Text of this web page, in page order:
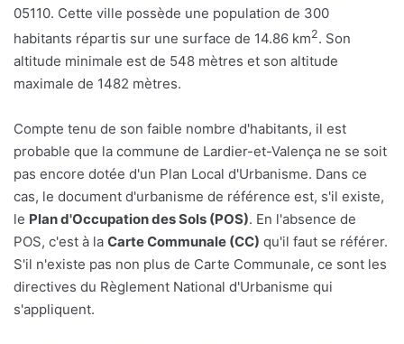
05110. Cette ville possède une population de 300
habitants répartis sur une surface de 14.86 km2. Son
altitude minimale est de 548 mètres et son altitude
maximale de 1482 mètres.
Compte tenu de son faible nombre d'habitants, il est
probable que la commune de Lardier-et-Valença ne se soit
pas encore dotée d'un Plan Local d'Urbanisme. Dans ce
cas, le document d'urbanisme de référence est, s'il existe,
le Plan d'Occupation des Sols (POS). En l'absence de
POS, c'est à la Carte Communale (CC) qu'il faut se référer.
S'il n'existe pas non plus de Carte Communale, ce sont les
directives du Règlement National d'Urbanisme qui
s'appliquent.